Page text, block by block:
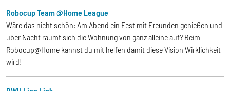
Robocup Team @Home League
Wäre das nicht schön: Am Abend ein Fest mit Freunden genießen und
über Nacht räumt sich die Wohnung von ganz alleine auf? Beim
Robocup@Home kannst du mit helfen damit diese Vision Wirklichkeit
wird!